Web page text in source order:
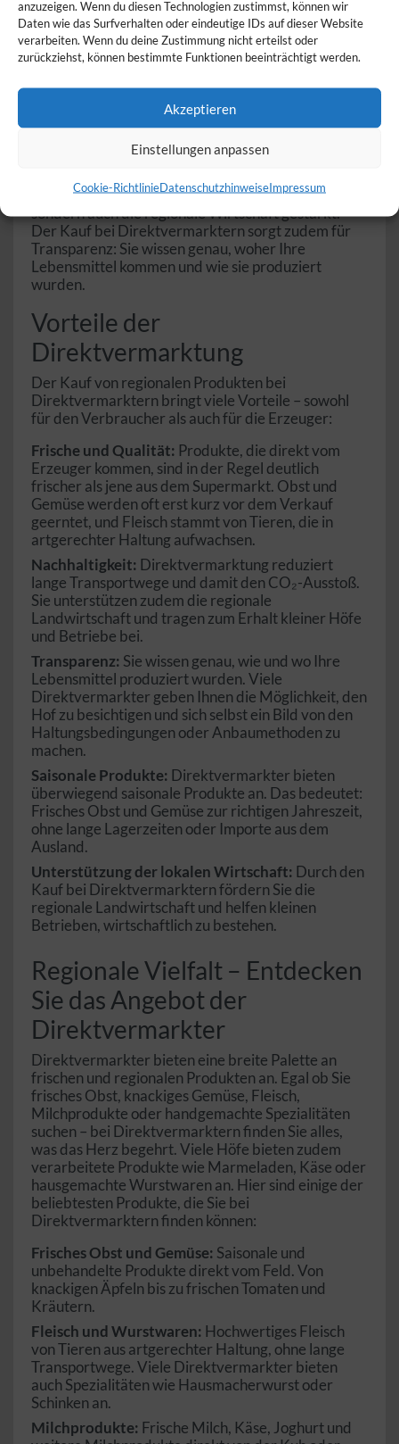
anzuzeigen. Wenn du diesen Technologien zustimmst, können wir
Daten wie das Surfverhalten oder eindeutige IDs auf dieser Website
verarbeiten. Wenn du deine Zustimmung nicht erteilst oder
zurückziehst, können bestimmte Funktionen beeinträchtigt werden.
Akzeptieren
Einstellungen anpassen
Cookie-RichtlinieDatenschutzhinweiseImpressum
Sie regionale Qualität direkt vom Bauernhof!
Was sind Direktvermarkter?
Direktvermarkter sind Landwirte und Erzeuger, die
ihre Produkte ohne Zwischenhändler direkt an den
Endkunden verkaufen. Der Verkauf erfolgt über
Hofläden, Wochenmärkte, Ab-Hof-Verkauf oder
durch Lieferdienste. Durch diese direkte
wird nicht nur die Qualität der Produkte gesichert,
sondern auch die regionale Wirtschaft gestärkt.
Der Kauf bei Direktvermarktern sorgt zudem für
Transparenz: Sie wissen genau, woher Ihre
Lebensmittel kommen und wie sie produziert
wurden.
Vorteile der
Direktvermarktung
Der Kauf von regionalen Produkten bei
Direktvermarktern bringt viele Vorteile – sowohl
für den Verbraucher als auch für die Erzeuger:
Frische und Qualität: Produkte, die direkt vom
Erzeuger kommen, sind in der Regel deutlich
frischer als jene aus dem Supermarkt. Obst und
Gemüse werden oft erst kurz vor dem Verkauf
geerntet, und Fleisch stammt von Tieren, die in
artgerechter Haltung aufwachsen.
Nachhaltigkeit: Direktvermarktung reduziert
lange Transportwege und damit den CO₂-Ausstoß.
Sie unterstützen zudem die regionale
Landwirtschaft und tragen zum Erhalt kleiner Höfe
und Betriebe bei.
Transparenz: Sie wissen genau, wie und wo Ihre
Lebensmittel produziert wurden. Viele
Direktvermarkter geben Ihnen die Möglichkeit, den
Hof zu besichtigen und sich selbst ein Bild von den
Haltungsbedingungen oder Anbaumethoden zu
machen.
Saisonale Produkte: Direktvermarkter bieten
überwiegend saisonale Produkte an. Das bedeutet:
Frisches Obst und Gemüse zur richtigen Jahreszeit,
ohne lange Lagerzeiten oder Importe aus dem
Ausland.
Unterstützung der lokalen Wirtschaft: Durch den
Kauf bei Direktvermarktern fördern Sie die
regionale Landwirtschaft und helfen kleinen
Betrieben, wirtschaftlich zu bestehen.
Regionale Vielfalt – Entdecken
Sie das Angebot der
Direktvermarkter
Direktvermarkter bieten eine breite Palette an
frischen und regionalen Produkten an. Egal ob Sie
frisches Obst, knackiges Gemüse, Fleisch,
Milchprodukte oder handgemachte Spezialitäten
suchen – bei Direktvermarktern finden Sie alles,
was das Herz begehrt. Viele Höfe bieten zudem
verarbeitete Produkte wie Marmeladen, Käse oder
hausgemachte Wurstwaren an. Hier sind einige der
beliebtesten Produkte, die Sie bei
Direktvermarktern finden können:
Frisches Obst und Gemüse: Saisonale und
unbehandelte Produkte direkt vom Feld. Von
knackigen Äpfeln bis zu frischen Tomaten und
Kräutern.
Fleisch und Wurstwaren: Hochwertiges Fleisch
von Tieren aus artgerechter Haltung, ohne lange
Transportwege. Viele Direktvermarkter bieten
auch Spezialitäten wie Hausmacherwurst oder
Schinken an.
Milchprodukte: Frische Milch, Käse, Joghurt und